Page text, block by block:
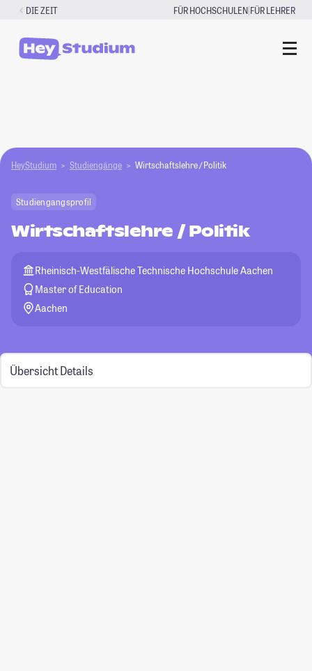
Zum
springen
DIE ZEIT FÜR HOCHSCHULEN|FÜR LEHRER
HeyStudium Studiengänge Wirtschaftslehre / Politik
Studiengangsprofil
Wirtschaftslehre / Politik
Rheinisch-Westfälische Technische Hochschule Aachen
Master of Education
Aachen
Übersicht Details